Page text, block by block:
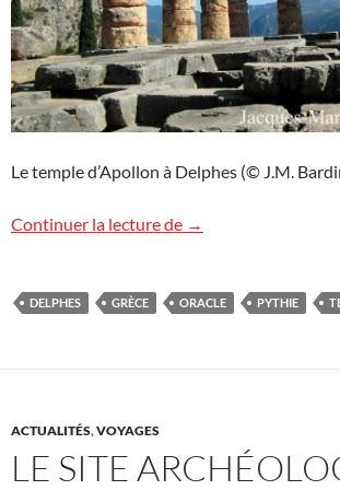
Le temple d’Apollon à Delphes (© J.M.
Continuer la lecture de Le temple d’Apollon
→
DELPHES GRÈCE ORACLE PYTHIE
ACTUALITÉS,VOYAGES
LE SITE